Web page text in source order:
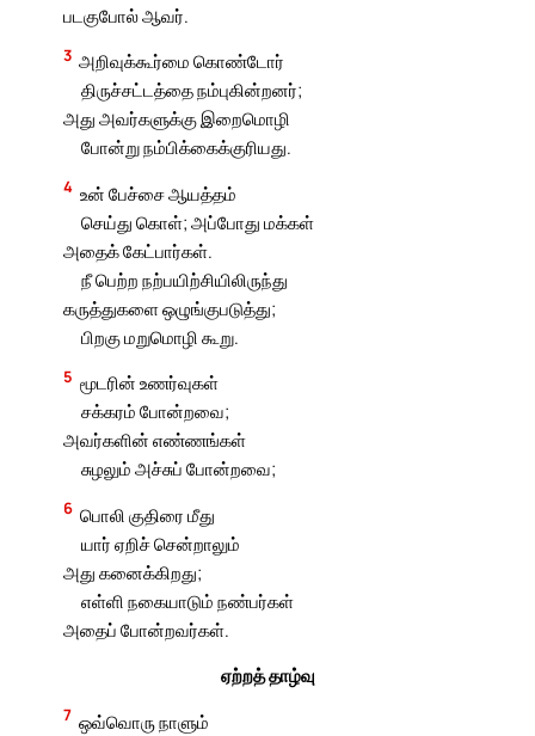
படகுபோல் ஆவர்.
3 அறிவுக்கூர்மை கொண்டோர்
திருச்சட்டத்தை நம்புகின்றனர்;
அது அவர்களுக்கு இறைமொழி
போன்று நம்பிக்கைக்குரியது.
4 உன் பேச்சை ஆயத்தம்
செய்து கொள்; அப்போது மக்கள்
அதைக் கேட்பார்கள்.
நீ பெற்ற நற்பயிற்சியிலிருந்து
கருத்துகளை ஒழுங்குபடுத்து;
பிறகு மறுமொழி கூறு.
5 மூடரின் உணர்வுகள்
சக்கரம் போன்றவை;
அவர்களின் எண்ணங்கள்
சுழலும் அச்சுப் போன்றவை;
6 பொலி குதிரை மீது
யார் ஏறிச் சென்றாலும்
அது கனைக்கிறது;
எள்ளி நகையாடும் நண்பர்கள்
அதைப் போன்றவர்கள்.
ஏற்றத் தாழ்வு
7 ஒவ்வொரு நாளும்